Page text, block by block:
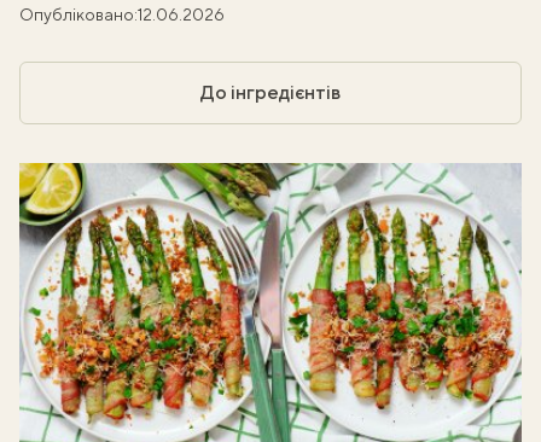
Опубліковано:12.06.2026
До інгредієнтів